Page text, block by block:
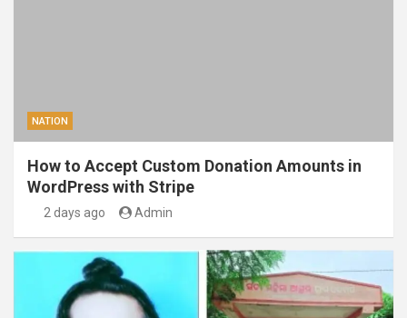
NATION
How to Accept Custom Donation Amounts in
WordPress with Stripe
2 days ago Admin